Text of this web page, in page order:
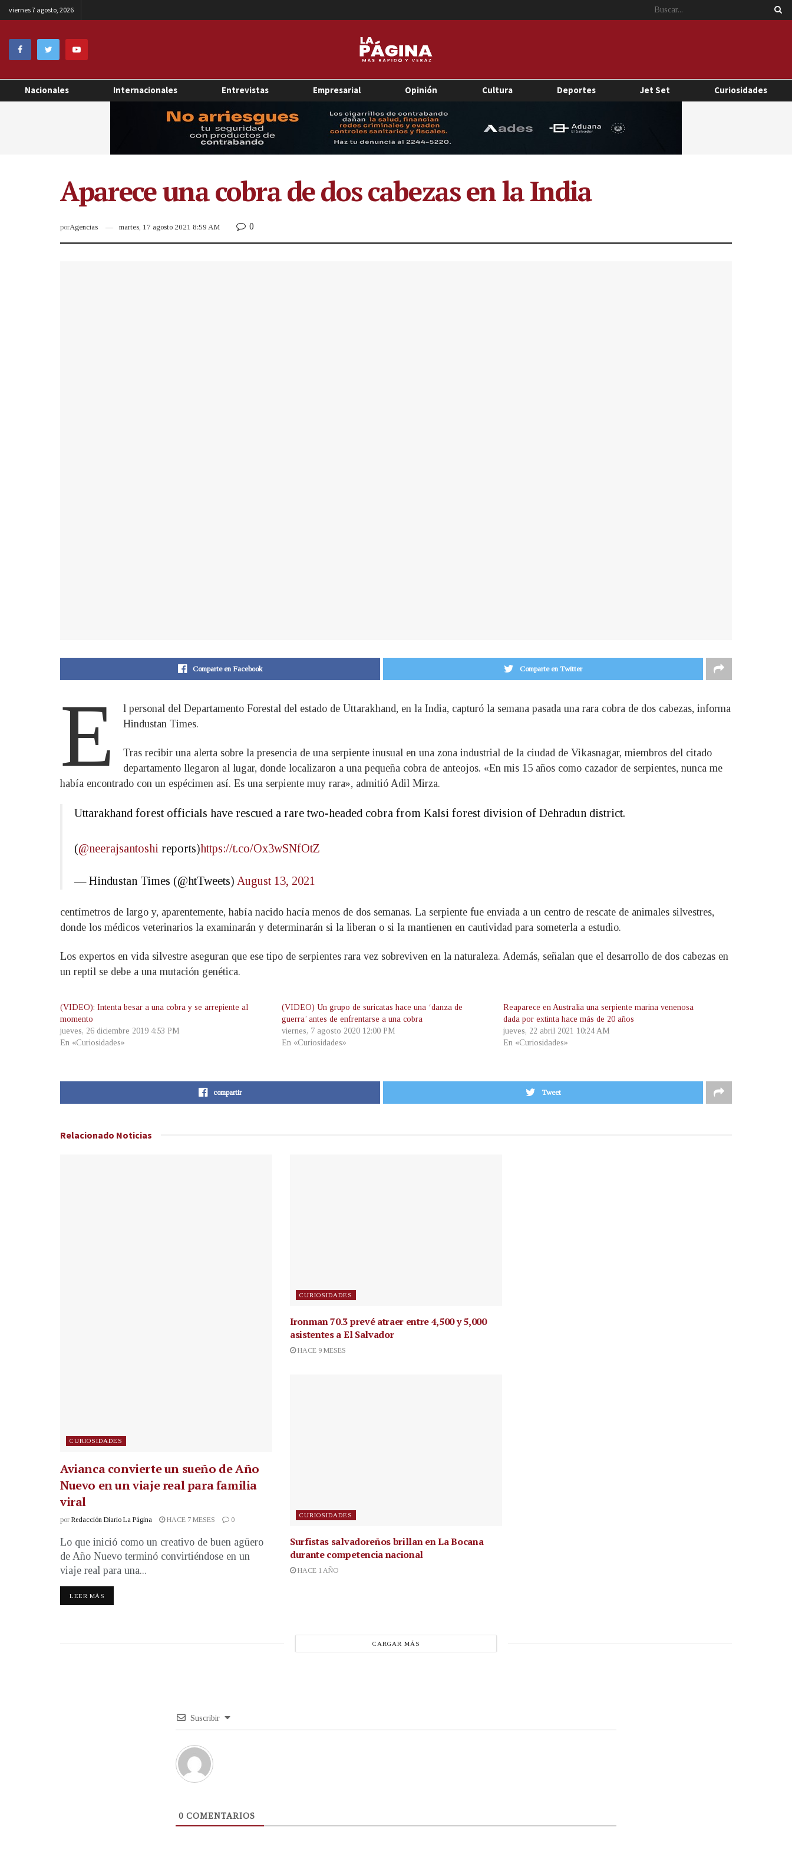
viernes 7 agosto, 2026
Nacionales Internacionales Entrevistas Empresarial Opinión Cultura Deportes Jet Set Curiosidades
Aparece una cobra de dos cabezas en la India
porAgencias martes, 17 agosto 2021 8:59 AM 0
Comparte en Facebook Comparte en Twitter
E
l personal del Departamento Forestal del estado de Uttarakhand, en la India, capturó la semana pasada una rara cobra de dos cabezas, informa
Hindustan Times.
Tras recibir una alerta sobre la presencia de una serpiente inusual en una zona industrial de la ciudad de Vikasnagar, miembros del citado
departamento llegaron al lugar, donde localizaron a una pequeña cobra de anteojos. «En mis 15 años como cazador de serpientes, nunca me
había encontrado con un espécimen así. Es una serpiente muy rara», admitió Adil Mirza.
Uttarakhand forest officials have rescued a rare two-headed cobra from Kalsi forest division of Dehradun district.
(@neerajsantoshi reports)https://t.co/Ox3wSNfOtZ
— Hindustan Times (@htTweets) August 13, 2021
centímetros de largo y, aparentemente, había nacido hacía menos de dos semanas. La serpiente fue enviada a un centro de rescate de animales silvestres,
donde los médicos veterinarios la examinarán y determinarán si la liberan o si la mantienen en cautividad para someterla a estudio.
Los expertos en vida silvestre aseguran que ese tipo de serpientes rara vez sobreviven en la naturaleza. Además, señalan que el desarrollo de dos cabezas en
un reptil se debe a una mutación genética.
(VIDEO): Intenta besar a una cobra y se arrepiente al
momento
jueves, 26 diciembre 2019 4:53 PM
En «Curiosidades»
(VIDEO) Un grupo de suricatas hace una ‘danza de
guerra’ antes de enfrentarse a una cobra
viernes, 7 agosto 2020 12:00 PM
En «Curiosidades»
Reaparece en Australia una serpiente marina venenosa
dada por extinta hace más de 20 años
jueves, 22 abril 2021 10:24 AM
En «Curiosidades»
compartir Tweet
Relacionado Noticias
CURIOSIDADES
Avianca convierte un sueño de Año
Nuevo en un viaje real para familia
viral
por Redacción Diario La Página HACE 7 MESES 0
Lo que inició como un creativo de buen agüero
de Año Nuevo terminó convirtiéndose en un
viaje real para una...
LEER MÁS
CURIOSIDADES
Ironman 70.3 prevé atraer entre 4,500 y 5,000
asistentes a El Salvador
HACE 9 MESES
CURIOSIDADES
Surfistas salvadoreños brillan en La Bocana
durante competencia nacional
HACE 1 AÑO
CARGAR MÁS
Suscribir
0 COMENTARIOS